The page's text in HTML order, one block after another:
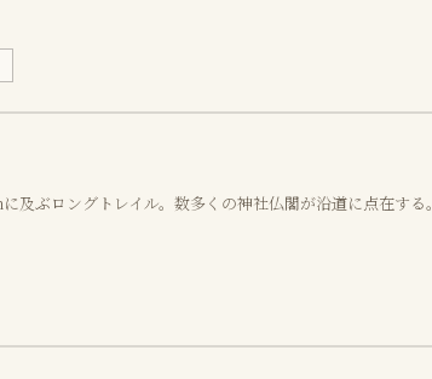
及ぶロングトレイル。数多くの神社仏閣が沿道に点在する。